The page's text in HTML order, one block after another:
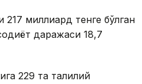
миллиард тенге бўлган
даражаси 18,7
229 та таҳлилий